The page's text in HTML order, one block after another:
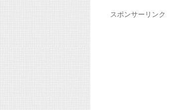
スポンサーリンク